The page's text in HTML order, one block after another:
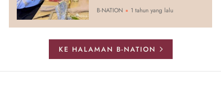
B-NATION 1 tahun yang lalu
KE HALAMAN B-NATION